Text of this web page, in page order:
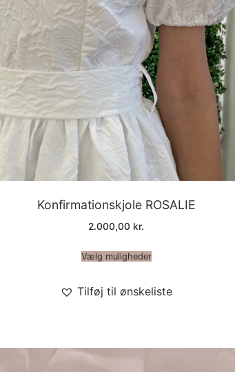
Konfirmationskjole ROSALIE
2.000,00 kr.
Vælg muligheder
Tilføj til ønskeliste